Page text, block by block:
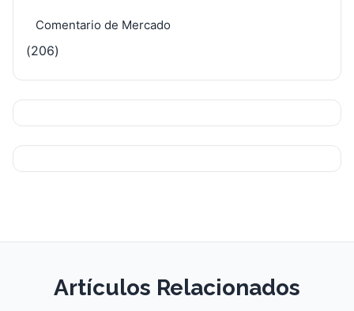
Comentario de Mercado
(206)
Artículos Relacionados